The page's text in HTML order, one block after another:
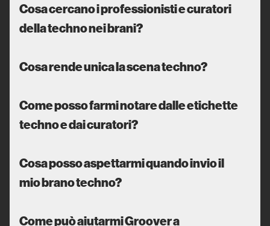
Cosa cercano i professionisti e curatori
della techno nei brani?
Cosa rende unica la scena techno?
Come posso farmi notare dalle etichette
techno e dai curatori?
Cosa posso aspettarmi quando invio il
mio brano techno?
Come può aiutarmi Groover a